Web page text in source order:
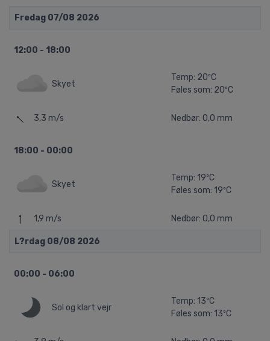
Fredag 07/08 2026
12:00 - 18:00
Skyet
Temp: 20ºC
Føles som: 20ºC
3,3 m/s Nedbør: 0,0 mm
18:00 - 00:00
Skyet
Temp: 19ºC
Føles som: 19ºC
1,9 m/s Nedbør: 0,0 mm
L?rdag 08/08 2026
00:00 - 06:00
Sol og klart vejr
Temp: 13ºC
Føles som: 13ºC